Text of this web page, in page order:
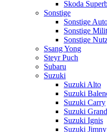
Skoda
Sonstige
Sonstige
Sonstige
Sonstige
Ssang Yong
Steyr Puch
Subaru
Suzuki
Suzuki Alto
Suzuki
Suzuki Carry
Suzuki
Suzuki Ignis
Suzuki Jimny